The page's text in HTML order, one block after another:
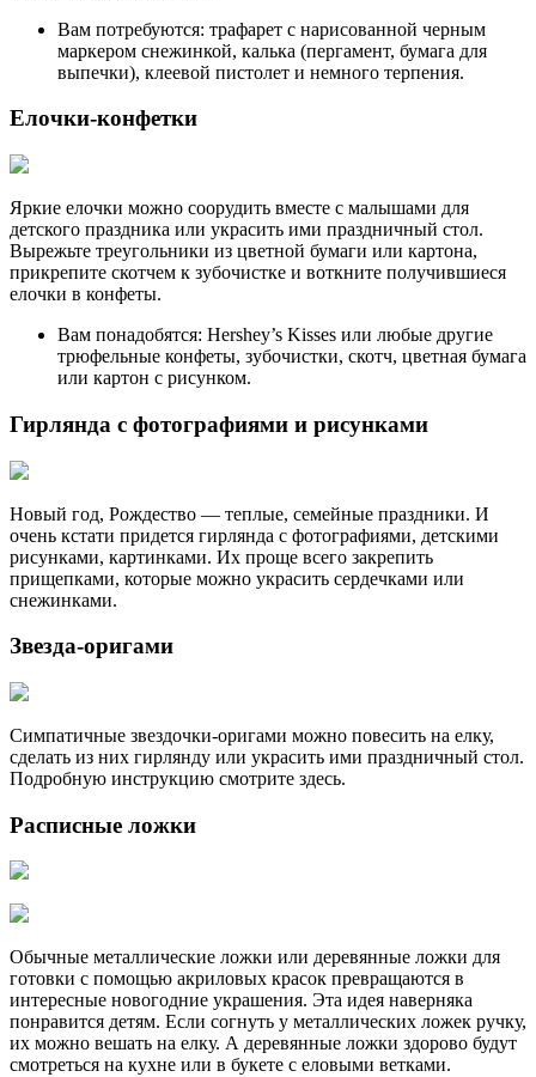
Вам потребуются: трафарет с нарисованной черным
маркером снежинкой, калька (пергамент, бумага для
выпечки), клеевой пистолет и немного терпения.
Елочки-конфетки
Яркие елочки можно соорудить вместе с малышами для
детского праздника или украсить ими праздничный стол.
Вырежьте треугольники из цветной бумаги или картона,
прикрепите скотчем к зубочистке и воткните получившиеся
елочки в конфеты.
Вам понадобятся: Hershey’s Kisses или любые другие
трюфельные конфеты, зубочистки, скотч, цветная бумага
или картон с рисунком.
Гирлянда с фотографиями и рисунками
Новый год, Рождество — теплые, семейные праздники. И
очень кстати придется гирлянда с фотографиями, детскими
рисунками, картинками. Их проще всего закрепить
прищепками, которые можно украсить сердечками или
снежинками.
Звезда-оригами
Симпатичные звездочки-оригами можно повесить на елку,
сделать из них гирлянду или украсить ими праздничный стол.
Подробную инструкцию смотрите здесь.
Расписные ложки
Обычные металлические ложки или деревянные ложки для
готовки с помощью акриловых красок превращаются в
интересные новогодние украшения. Эта идея наверняка
понравится детям. Если согнуть у металлических ложек ручку,
их можно вешать на елку. А деревянные ложки здорово будут
смотреться на кухне или в букете с еловыми ветками.